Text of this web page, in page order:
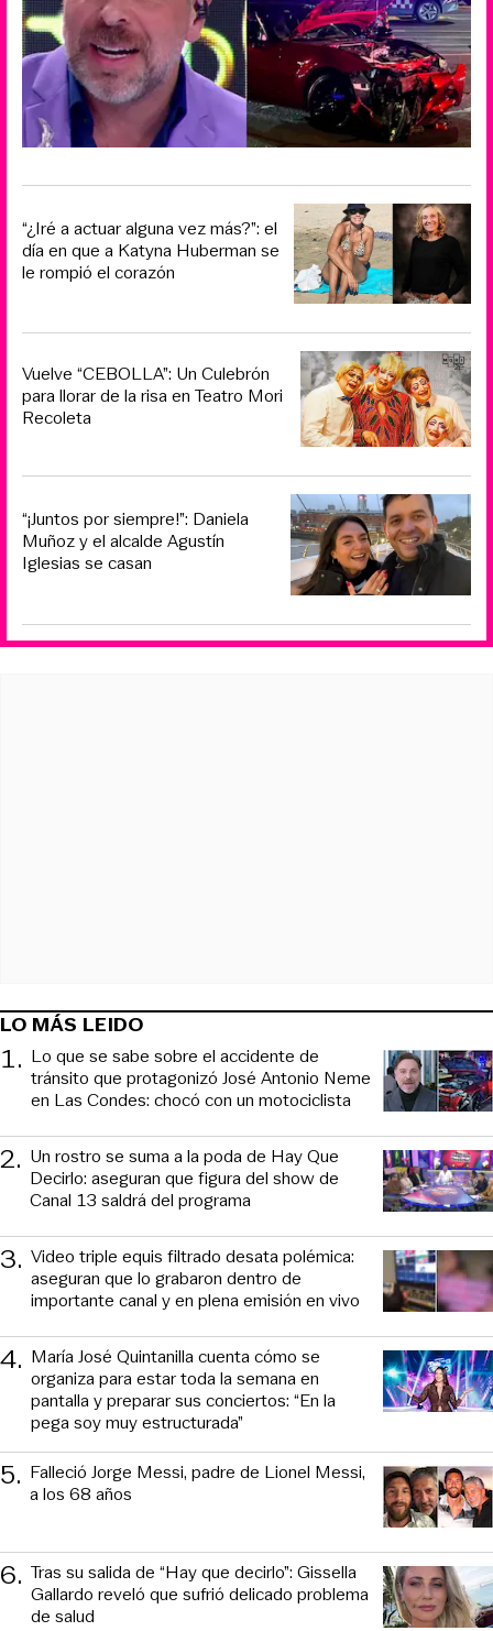
“¿Iré a actuar alguna vez más?”: el
día en que a Katyna Huberman se
le rompió el corazón
Vuelve “CEBOLLA”: Un Culebrón
para llorar de la risa en Teatro Mori
Recoleta
“¡Juntos por siempre!”: Daniela
Muñoz y el alcalde Agustín
Iglesias se casan
LO MÁS LEIDO
1. Lo que se sabe sobre el accidente de
tránsito que protagonizó José Antonio Neme
en Las Condes: chocó con un motociclista
2. Un rostro se suma a la poda de Hay Que
Decirlo: aseguran que figura del show de
Canal 13 saldrá del programa
3. Video triple equis filtrado desata polémica:
aseguran que lo grabaron dentro de
importante canal y en plena emisión en vivo
4. María José Quintanilla cuenta cómo se
organiza para estar toda la semana en
pantalla y preparar sus conciertos: “En la
pega soy muy estructurada”
5. Falleció Jorge Messi, padre de Lionel Messi,
a los 68 años
6. Tras su salida de “Hay que decirlo”: Gissella
Gallardo reveló que sufrió delicado problema
de salud